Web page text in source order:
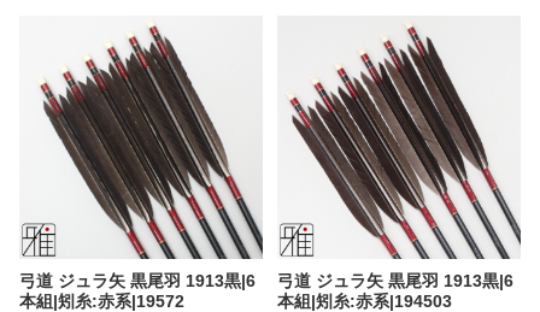
弓道 ジュラ矢 黒尾羽 1913黒|6
本組|矧糸:赤系|19572
弓道 ジュラ矢 黒尾羽 1913黒|6
本組|矧糸:赤系|194503